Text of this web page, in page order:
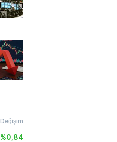
Değişim
%0,84